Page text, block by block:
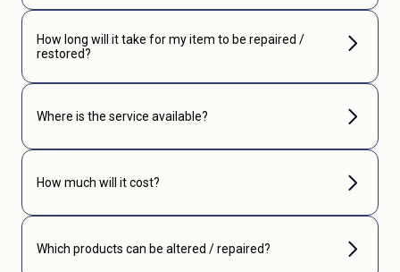
How long will it take for my item to be repaired /
restored?
Where is the service available?
How much will it cost?
Which products can be altered / repaired?